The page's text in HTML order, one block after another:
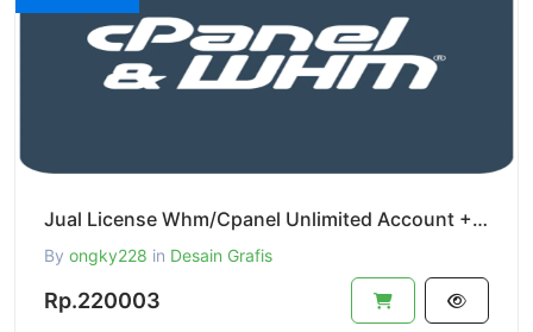
Jual License Whm/Cpanel Unlimited Account + Gratis Softaculous Masa Aktif Perbulan
By ongky228 in Desain Grafis
Rp.220003